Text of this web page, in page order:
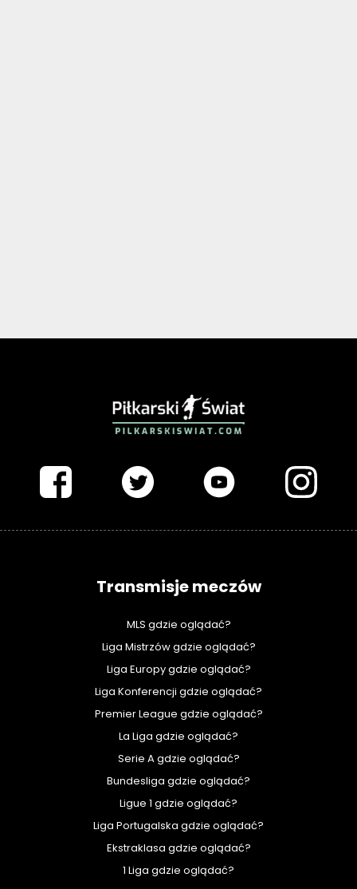
Transmisje meczów
MLS gdzie oglądać?
Liga Mistrzów gdzie oglądać?
Liga Europy gdzie oglądać?
Liga Konferencji gdzie oglądać?
Premier League gdzie oglądać?
La Liga gdzie oglądać?
Serie A gdzie oglądać?
Bundesliga gdzie oglądać?
Ligue 1 gdzie oglądać?
Liga Portugalska gdzie oglądać?
Ekstraklasa gdzie oglądać?
1 Liga gdzie oglądać?